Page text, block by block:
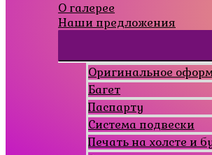
О галерее
Наши предложения
Оригинальное
Багет
Паспарту
Система подвески
Печать на холсте и